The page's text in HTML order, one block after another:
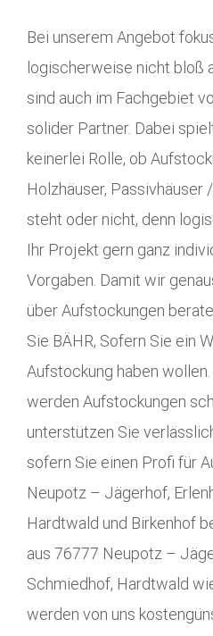
Bei unserem Angebot
logischerweise nicht bloß
sind auch im Fachgebiet
solider Partner. Dabei
keinerlei Rolle, ob
Holzhäuser, Passivhäuser
steht oder nicht, denn
Ihr Projekt gern ganz
Vorgaben. Damit wir
über Aufstockungen
Sie BÄHR, Sofern Sie ein
Aufstockung haben
werden Aufstockungen
unterstützen Sie
sofern Sie einen Profi für
Neupotz – Jägerhof,
Hardtwald und Birkenhof
aus 76777 Neupotz –
Schmiedhof, Hardtwald
werden von uns